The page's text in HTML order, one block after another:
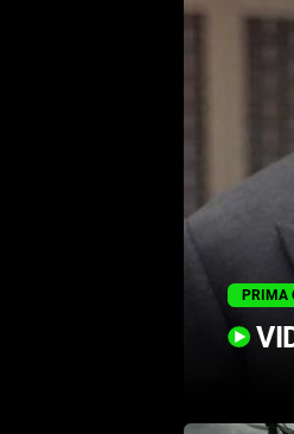
PRIMA